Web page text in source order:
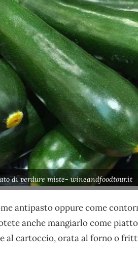
di verdure miste- wineandfoodtour.it
antipasto oppure come
anche mangiarlo come
al cartoccio, orata al forno o